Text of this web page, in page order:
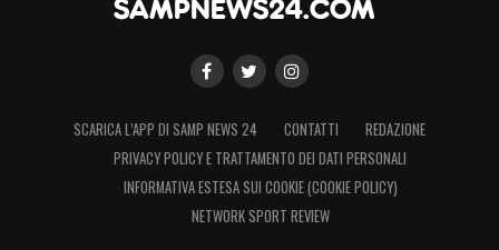
SCARICA L’APP DI SAMP NEWS 24 CONTATTI
REDAZIONE
PRIVACY POLICY E TRATTAMENTO DEI DATI PERSONALI
INFORMATIVA ESTESA SUI COOKIE (COOKIE POLICY)
NETWORK SPORT REVIEW